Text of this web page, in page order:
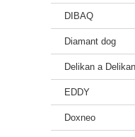
DIBAQ
Diamant dog
Delikan a
EDDY
Doxneo